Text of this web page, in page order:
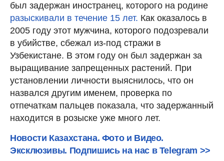
был задержан иностранец, которого на родине
разыскивали в течение 15 лет. Как оказалось в
2005 году этот мужчина, которого подозревали
в убийстве, сбежал из-под стражи в
Узбекистане. В этом году он был задержан за
выращивание запрещенных растений. При
установлении личности выяснилось, что он
назвался другим именем, проверка по
отпечаткам пальцев показала, что задержанный
находится в розыске уже много лет.
Новости Казахстана. Фото и Видео.
Эксклюзивы. Подпишись на нас в Telegram >>